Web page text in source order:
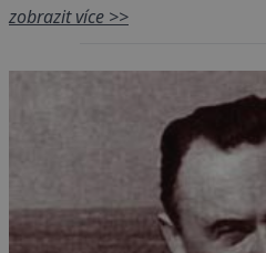
Na snímku jej vidíme
které už jsou vyráběny a
0,1 mm. Obraz vidíme […]
zobrazit více >>